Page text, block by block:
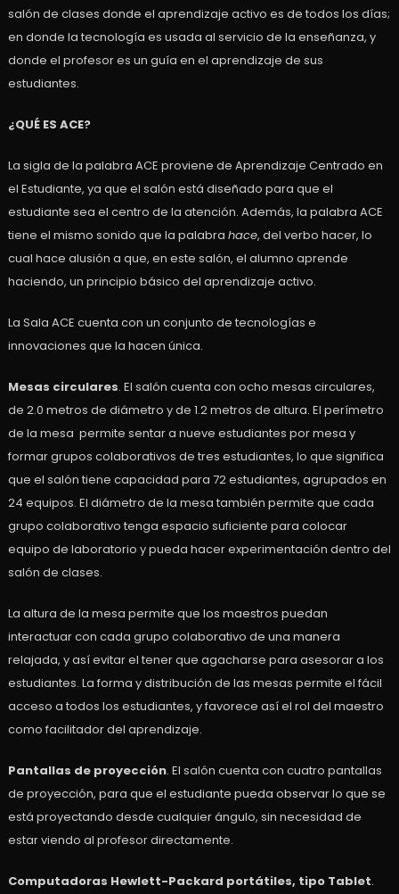
salón de clases donde el aprendizaje activo es de todos los días;
en donde la tecnología es usada al servicio de la enseñanza, y
donde el profesor es un guía en el aprendizaje de sus
estudiantes.
¿QUÉ ES ACE?
La sigla de la palabra ACE proviene de Aprendizaje Centrado en
el Estudiante, ya que el salón está diseñado para que el
estudiante sea el centro de la atención. Además, la palabra ACE
tiene el mismo sonido que la palabra hace, del verbo hacer, lo
cual hace alusión a que, en este salón, el alumno aprende
haciendo, un principio básico del aprendizaje activo.
La Sala ACE cuenta con un conjunto de tecnologías e
innovaciones que la hacen única.
Mesas circulares. El salón cuenta con ocho mesas circulares,
de 2.0 metros de diámetro y de 1.2 metros de altura. El perímetro
de la mesa permite sentar a nueve estudiantes por mesa y
formar grupos colaborativos de tres estudiantes, lo que significa
que el salón tiene capacidad para 72 estudiantes, agrupados en
24 equipos. El diámetro de la mesa también permite que cada
grupo colaborativo tenga espacio suficiente para colocar
equipo de laboratorio y pueda hacer experimentación dentro del
salón de clases.
La altura de la mesa permite que los maestros puedan
interactuar con cada grupo colaborativo de una manera
relajada, y así evitar el tener que agacharse para asesorar a los
estudiantes. La forma y distribución de las mesas permite el fácil
acceso a todos los estudiantes, y favorece así el rol del maestro
como facilitador del aprendizaje.
Pantallas de proyección. El salón cuenta con cuatro pantallas
de proyección, para que el estudiante pueda observar lo que se
está proyectando desde cualquier ángulo, sin necesidad de
estar viendo al profesor directamente.
Computadoras Hewlett-Packard portátiles, tipo Tablet.